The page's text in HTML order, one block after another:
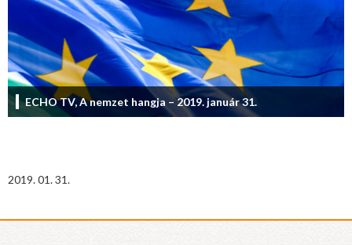
ECHO TV, A nemzet hangja – 2019. január 31.
2019. 01. 31.